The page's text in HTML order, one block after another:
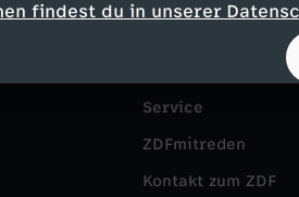
findest du in unserer
Service
ZDFmitreden
Kontakt zum ZDF